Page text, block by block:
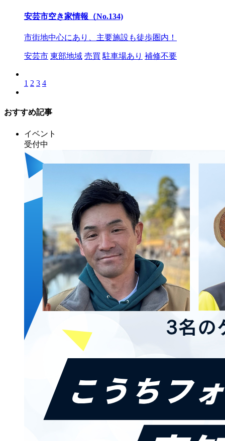
安芸市空き家情報（No.134)
市街地中心にあり、主要施設も徒歩圏内！
安芸市 東部地域 売買 駐車場あり 補修不要
1 2 3 4
おすすめ記事
イベント
受付中